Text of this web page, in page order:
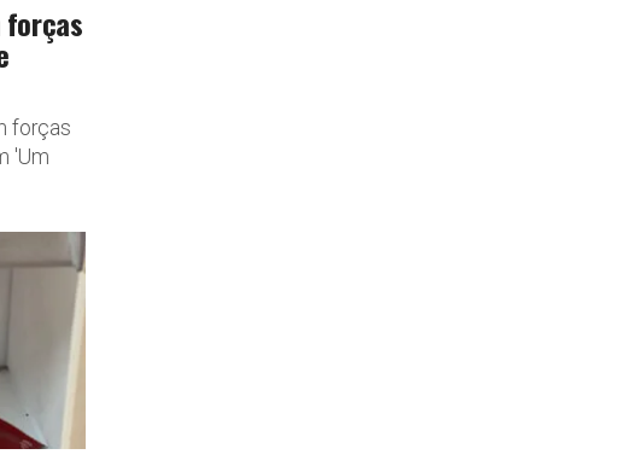
forças
forças
'Um